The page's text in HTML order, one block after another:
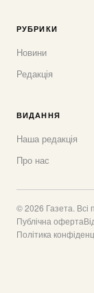
РУБРИКИ
Новини
Редакція
ВИДАННЯ
Наша редакція
Про нас
© 2026 Газета. Всі
Публічна оферта
Політика